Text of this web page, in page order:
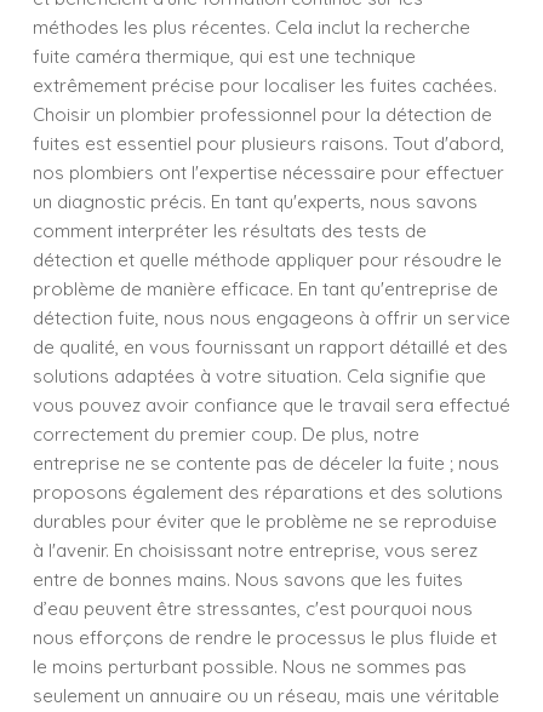
méthodes les plus récentes. Cela inclut la recherche
fuite caméra thermique, qui est une technique
extrêmement précise pour localiser les fuites cachées.
Choisir un plombier professionnel pour la détection de
fuites est essentiel pour plusieurs raisons. Tout d'abord,
nos plombiers ont l'expertise nécessaire pour effectuer
un diagnostic précis. En tant qu'experts, nous savons
comment interpréter les résultats des tests de
détection et quelle méthode appliquer pour résoudre le
problème de manière efficace. En tant qu'entreprise de
détection fuite, nous nous engageons à offrir un service
de qualité, en vous fournissant un rapport détaillé et des
solutions adaptées à votre situation. Cela signifie que
vous pouvez avoir confiance que le travail sera effectué
correctement du premier coup. De plus, notre
entreprise ne se contente pas de déceler la fuite ; nous
proposons également des réparations et des solutions
durables pour éviter que le problème ne se reproduise
à l'avenir. En choisissant notre entreprise, vous serez
entre de bonnes mains. Nous savons que les fuites
d’eau peuvent être stressantes, c'est pourquoi nous
nous efforçons de rendre le processus le plus fluide et
le moins perturbant possible. Nous ne sommes pas
seulement un annuaire ou un réseau, mais une véritable